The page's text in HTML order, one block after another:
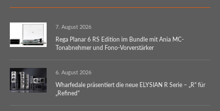
7. August 2026
Rega Planar 6 RS Edition im Bundle mit Ania MC-
Tonabnehmer und Fono-Vorverstärker
6. August 2026
Wharfedale präsentiert die neue ELYSIAN R Serie – „R“ für
„Refined“